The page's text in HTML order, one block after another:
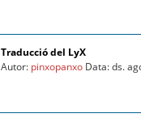
Traducció del LyX
Autor: pinxopanxo Data: ds.